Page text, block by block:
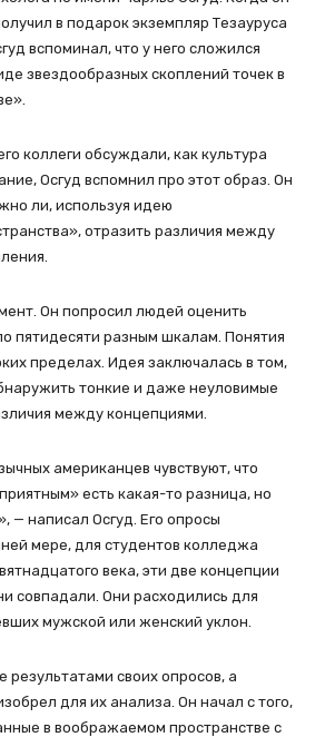
в подарок экземпляр Тезауруса
вспоминал, что у него сложился
звездообразных скоплений точек в
коллеги обсуждали, как культура
Осгуд вспомнил про этот образ. Он
ли, используя идею
отразить различия между
Он попросил людей оценить
пятидесяти разным шкалам. Понятия
пределах. Идея заключалась в том,
тонкие и даже неуловимые
между концепциями.
американцев чувствуют, что
есть какая-то разница, но
— написал Осгуд. Его опросы
мере, для студентов колледжа
века, эти две концепции
совпадали. Они расходились для
мужской или женский уклон.
результатами своих опросов, а
для их анализа. Он начал с того,
в воображаемом пространстве с